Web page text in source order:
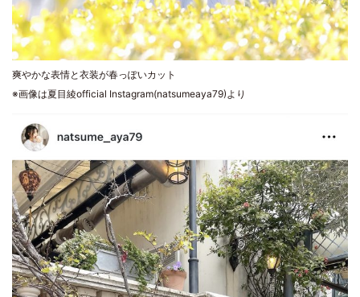
爽やかな表情と衣装が春っぽいカット
※画像は夏目綾official Instagram(natsumeaya79)より